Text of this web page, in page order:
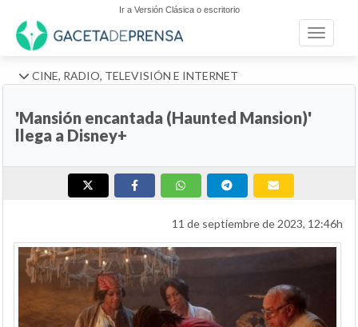
Ir a Versión Clásica o escritorio
Toggle
CINE, RADIO, TELEVISIÓN E INTERNET
'Mansión encantada (Haunted Mansion)'
llega a Disney+
11 de septiembre de 2023, 12:46h